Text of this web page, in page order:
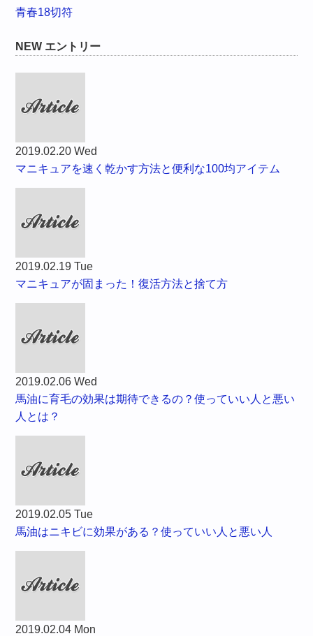
青春18切符
NEW エントリー
2019.02.20 Wed
マニキュアを速く乾かす方法と便利な100均アイテム
2019.02.19 Tue
マニキュアが固まった！復活方法と捨て方
2019.02.06 Wed
馬油に育毛の効果は期待できるの？使っていい人と悪い
人とは？
2019.02.05 Tue
馬油はニキビに効果がある？使っていい人と悪い人
2019.02.04 Mon